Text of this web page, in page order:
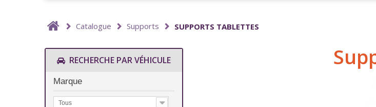
Catalogue Supports SUPPORTS TABLETTES
RECHERCHE PAR VÉHICULE
Marque
Tous